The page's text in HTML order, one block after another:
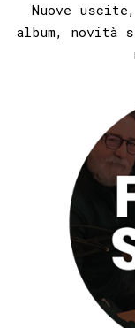
Nuove
album, novità